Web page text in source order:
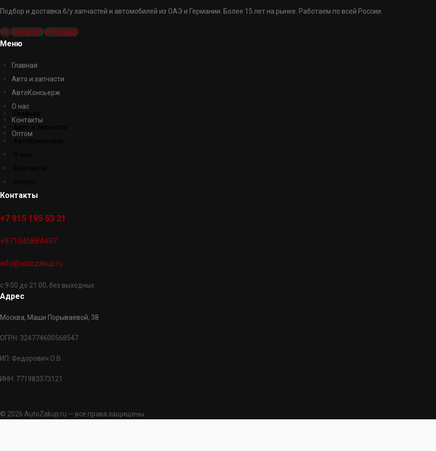
Подбор и доставка б/у запчастей и автомобилей из ОАЭ и Германии. Более 15 лет на рынке. Работаем по всей России.
Vk Telegram Whatsapp
Меню
Главная
Авто и запчасти
АвтоКонсьерж
О нас
Контакты
Оптом
Контакты
+7 915 195 53 21
+971545884497
info@autozakup.ru
с 9:00 до 21:00, без выходных
Адрес
Москва, Маши Порываевой, 38
ОГРН: 324774600568547
ИП: Федорович О.В.
ИНН: 771983373121
© 2026 AutoZakup.ru — все права защищены